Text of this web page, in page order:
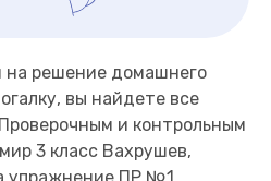
на решение домашнего
вы найдете все
и контрольным
3 класс Вахрушев,
упражнение ПР №1.